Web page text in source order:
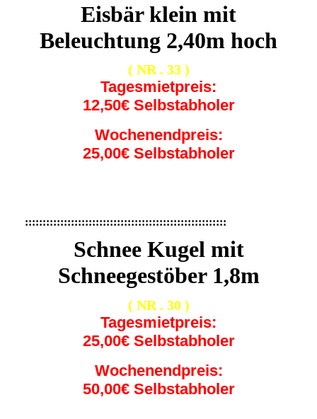
Eisbär klein mit
Beleuchtung 2,40m hoch
( NR . 33 )
Tagesmietpreis:
12,50€ Selbstabholer
Wochenendpreis:
25,00€ Selbstabholer
:::::::::::::::::::::::::::::::::::::::::::::::::::::::::
Schnee Kugel mit
Schneegestöber 1,8m
( NR . 30 )
Tagesmietpreis:
25,00€ Selbstabholer
Wochenendpreis:
50,00€ Selbstabholer